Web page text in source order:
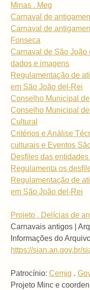
Minas . Meg
Carnaval de
Carnaval de
Fonseca
Carnaval de São João
dados e imagens
Regulamentação de
em São João del-Rei
Conselho Municipal
Conselho Municipal
Cultural
Critérios e Análise
culturais e Eventos
Desfiles das
Regulamenta os
Regulamentação de
em São João del-Rei
Projeto . Delícias de
Carnavais antigos |
Informações do
https://sian.an.gov.br/
Patrocínio:Cemig .
Projeto Minc e